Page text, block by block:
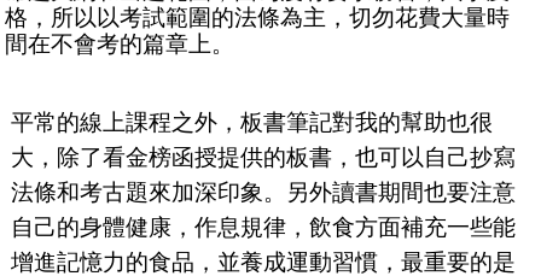
格，所以以考試範圍的法條為主，切勿花費大量時
間在不會考的篇章上。
平常的線上課程之外，板書筆記對我的幫助也很
大，除了看金榜函授提供的板書，也可以自己抄寫
法條和考古題來加深印象。另外讀書期間也要注意
自己的身體健康，作息規律，飲食方面補充一些能
增進記憶力的食品，並養成運動習慣，最重要的是